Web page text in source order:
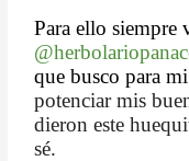
Para ello siempre
que busco para
potenciar mis
dieron este
sé.